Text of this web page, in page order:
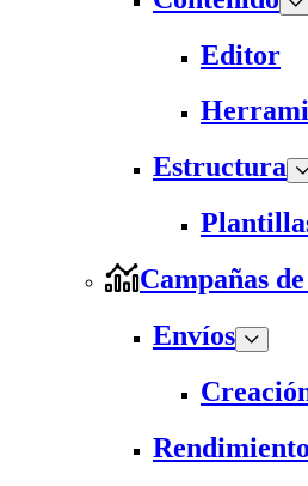
Editor
Estructura
Campañas
Envíos
Rendimiento